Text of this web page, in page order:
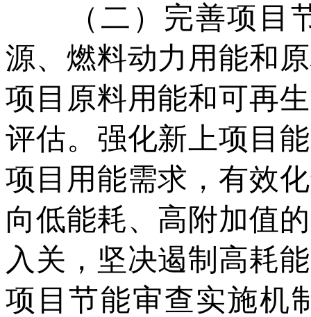
（二）完善项目节
源、燃料动力用能和
项目原料用能和可再
评估。强化新上项目
项目用能需求，有效
向低能耗、高附加值
入关，坚决遏制高耗
项目节能审查实施机